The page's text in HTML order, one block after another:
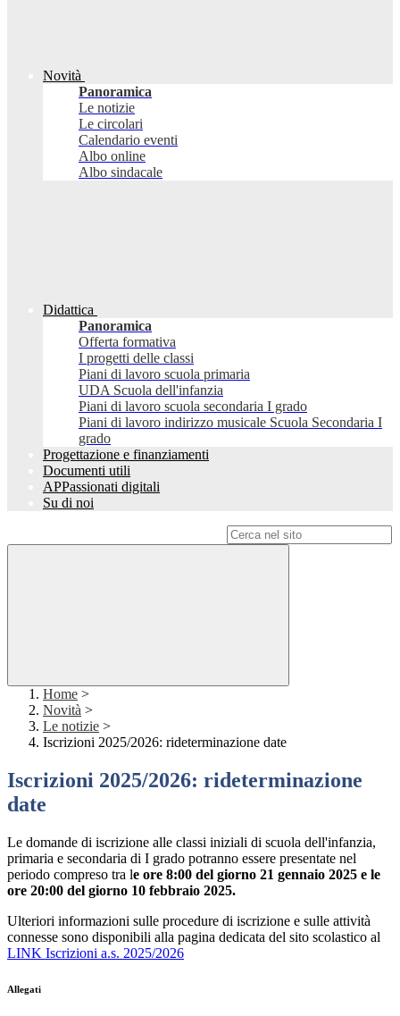
Novità
Panoramica
Le notizie
Le circolari
Calendario eventi
Albo online
Albo sindacale
Didattica
Panoramica
Offerta formativa
I progetti delle classi
Piani di lavoro scuola primaria
UDA Scuola dell'infanzia
Piani di lavoro scuola secondaria I grado
Piani di lavoro indirizzo musicale Scuola Secondaria I
grado
Progettazione e finanziamenti
Documenti utili
APPassionati digitali
Su di noi
Home >
Novità >
Le notizie >
Iscrizioni 2025/2026: rideterminazione date
Iscrizioni 2025/2026: rideterminazione
date
Le domande di iscrizione alle classi iniziali di scuola dell'infanzia,
primaria e secondaria di I grado potranno essere presentate nel
periodo compreso tra le ore 8:00 del giorno 21 gennaio 2025 e le
ore 20:00 del giorno 10 febbraio 2025.
Ulteriori informazioni sulle procedure di iscrizione e sulle attività
connesse sono disponibili alla pagina dedicata del sito scolastico al
LINK Iscrizioni a.s. 2025/2026
Allegati